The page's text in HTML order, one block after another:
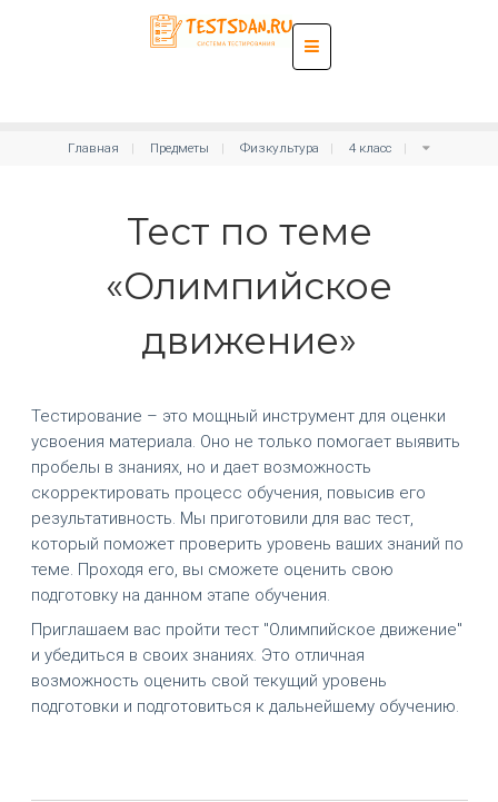
Главная Предметы Физкультура 4 класс
Тест по теме
«Олимпийское
движение»
Тестирование – это мощный инструмент для оценки
усвоения материала. Оно не только помогает выявить
пробелы в знаниях, но и дает возможность
скорректировать процесс обучения, повысив его
результативность. Мы приготовили для вас тест,
который поможет проверить уровень ваших знаний по
теме. Проходя его, вы сможете оценить свою
подготовку на данном этапе обучения.
Приглашаем вас пройти тест "Олимпийское движение"
и убедиться в своих знаниях. Это отличная
возможность оценить свой текущий уровень
подготовки и подготовиться к дальнейшему обучению.